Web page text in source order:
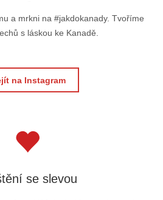
a mrkni na #jakdokanady. Tvoříme
s láskou ke Kanadě.
na Instagram
se slevou